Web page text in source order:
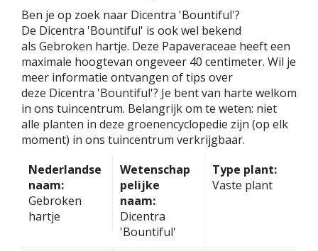
Ben je op zoek naar Dicentra 'Bountiful'?
De Dicentra 'Bountiful' is ook wel bekend
als Gebroken hartje. Deze Papaveraceae heeft een
maximale hoogtevan ongeveer 40 centimeter. Wil je
meer informatie ontvangen of tips over
deze Dicentra 'Bountiful'? Je bent van harte welkom
in ons tuincentrum. Belangrijk om te weten: niet
alle planten in deze groenencyclopedie zijn (op elk
moment) in ons tuincentrum verkrijgbaar.
Nederlandse
naam:
Gebroken
hartje
Wetenschap
pelijke
naam:
Dicentra
'Bountiful'
Type plant:
Vaste plant